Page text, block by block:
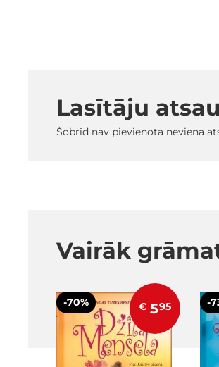
Lasītāju
Šobrīd nav pievienota neviena
Vairāk
-70% € 595 -